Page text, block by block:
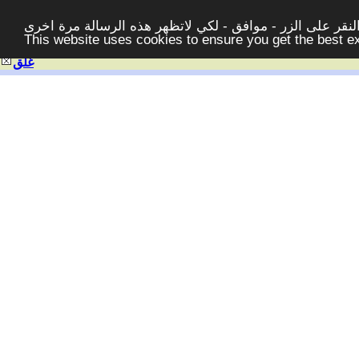
على الزر - موافق - لكي لاتظهر هذه الرسالة مرة اخرى -
This website uses cookies to ensure you get the best
غلق